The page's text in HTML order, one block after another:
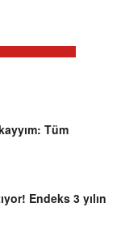
Tüm
Endeks 3 yılın